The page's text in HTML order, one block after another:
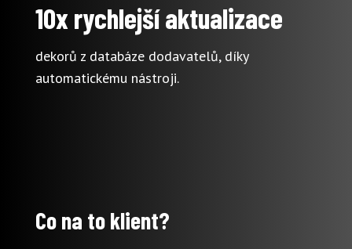
10x rychlejší aktualizace
dekorů z databáze dodavatelů, díky
automatickému nástroji.
Co na to klient?